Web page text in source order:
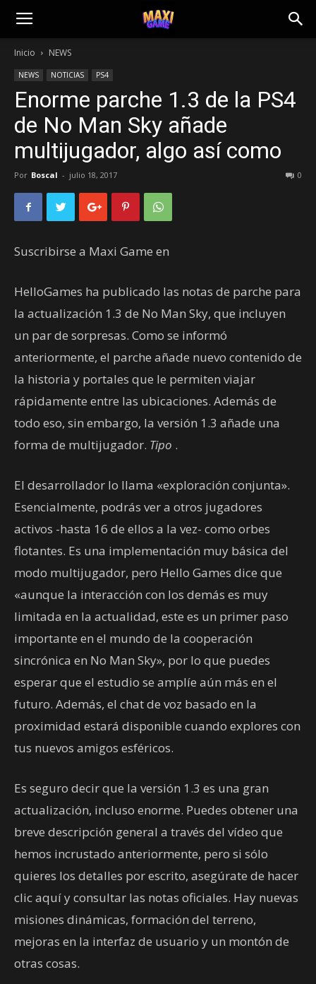
Inicio NEWS
NEWS NOTICIAS PS4
Enorme parche 1.3 de la PS4
de No Man Sky añade
multijugador, algo así como
Por Boscal - julio 18, 2017 0
Suscribirse a Maxi Game en
HelloGames ha publicado las notas de parche para
la actualización 1.3 de No Man Sky, que incluyen
un par de sorpresas. Como se informó
anteriormente, el parche añade nuevo contenido de
la historia y portales que le permiten viajar
rápidamente entre las ubicaciones. Además de
todo eso, sin embargo, la versión 1.3 añade una
forma de multijugador. Tipo .
El desarrollador lo llama «exploración conjunta».
Esencialmente, podrás ver a otros jugadores
activos -hasta 16 de ellos a la vez- como orbes
flotantes. Es una implementación muy básica del
modo multijugador, pero Hello Games dice que
«aunque la interacción con los demás es muy
limitada en la actualidad, este es un primer paso
importante en el mundo de la cooperación
sincrónica en No Man Sky», por lo que puedes
esperar que el estudio se amplíe aún más en el
futuro. Además, el chat de voz basado en la
proximidad estará disponible cuando explores con
tus nuevos amigos esféricos.
Es seguro decir que la versión 1.3 es una gran
actualización, incluso enorme. Puedes obtener una
breve descripción general a través del vídeo que
hemos incrustado anteriormente, pero si sólo
quieres los detalles por escrito, asegúrate de hacer
clic aquí y consultar las notas oficiales. Hay nuevas
misiones dinámicas, formación del terreno,
mejoras en la interfaz de usuario y un montón de
otras cosas.